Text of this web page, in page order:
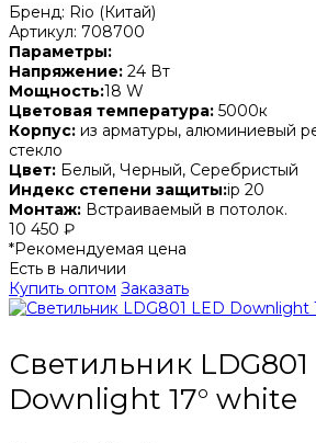
Бренд: Rio (Китай)
Артикул: 708700
Параметры:
Напряжение: 24 Вт
Мощность:18 W
Цветовая температура: 5000к
Корпус: из арматуры, алюминиевый
стекло
Цвет: Белый, Черный, Серебристый
Индекс степени защиты:ip 20
Монтаж: Встраиваемый в потолок.
10 450 ₽
*Рекомендуемая цена
Есть в наличии
Купить оптом Заказать
Светильник LDG801
Downlight 17° white